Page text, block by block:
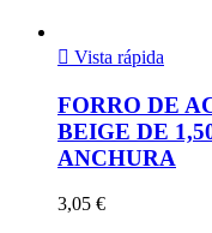
 Vista rápida
FORRO DE
BEIGE DE
ANCHURA
3,05 €